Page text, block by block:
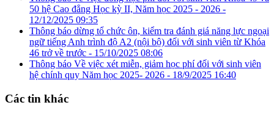
50 hệ Cao đẳng Học kỳ II, Năm học 2025 - 2026 -
12/12/2025 09:35
Thông báo dừng tổ chức ôn, kiểm tra đánh giá năng lực ngoại
ngữ tiếng Anh trình độ A2 (nội bộ) đối với sinh viên từ Khóa
46 trở về trước - 15/10/2025 08:06
Thông báo Về việc xét miễn, giảm học phí đối với sinh viên
hệ chính quy Năm học 2025- 2026 - 18/9/2025 16:40
Các tin khác